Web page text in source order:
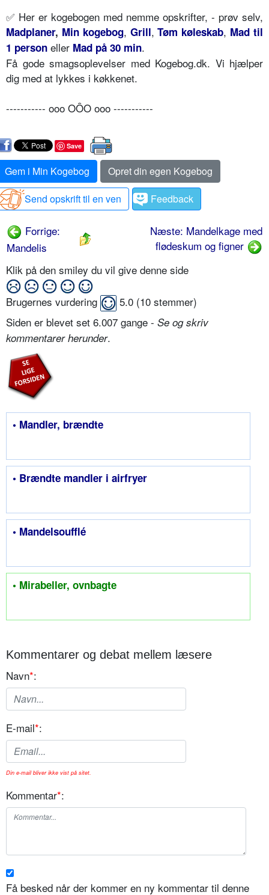
✅ Her er kogebogen med nemme opskrifter, - prøv selv,
Madplaner, Min kogebog, Grill,Tøm køleskab, Mad til
1 person eller Mad på 30 min.
Få gode smagsoplevelser med Kogebog.dk. Vi hjælper
dig med at lykkes i køkkenet.
----------- ooo OÔO ooo -----------
Save
Gem i Min Kogebog
Opret din egen Kogebog
Send opskrift til en ven
Feedback
Forrige:
Mandelis
Næste: Mandelkage med
flødeskum og figner
Klik på den smiley du vil give denne side
Brugernes vurdering 5.0 (10 stemmer)
Siden er blevet set 6.007 gange - Se og skriv
kommentarer herunder.
• Mandler, brændte
• Brændte mandler i airfryer
• Mandelsoufflé
• Mirabeller, ovnbagte
Kommentarer og debat mellem læsere
Navn*:
E-mail*:
Din e-mail bliver ikke vist på sitet.
Kommentar*:
Få besked når der kommer en ny kommentar til denne